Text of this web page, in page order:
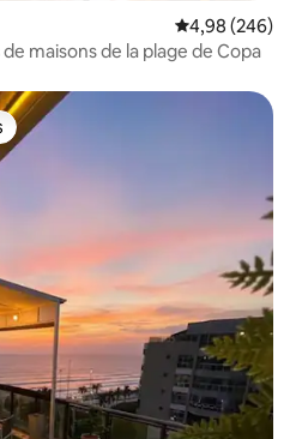
Note
4,98 (246)
maisons de la plage de Copa